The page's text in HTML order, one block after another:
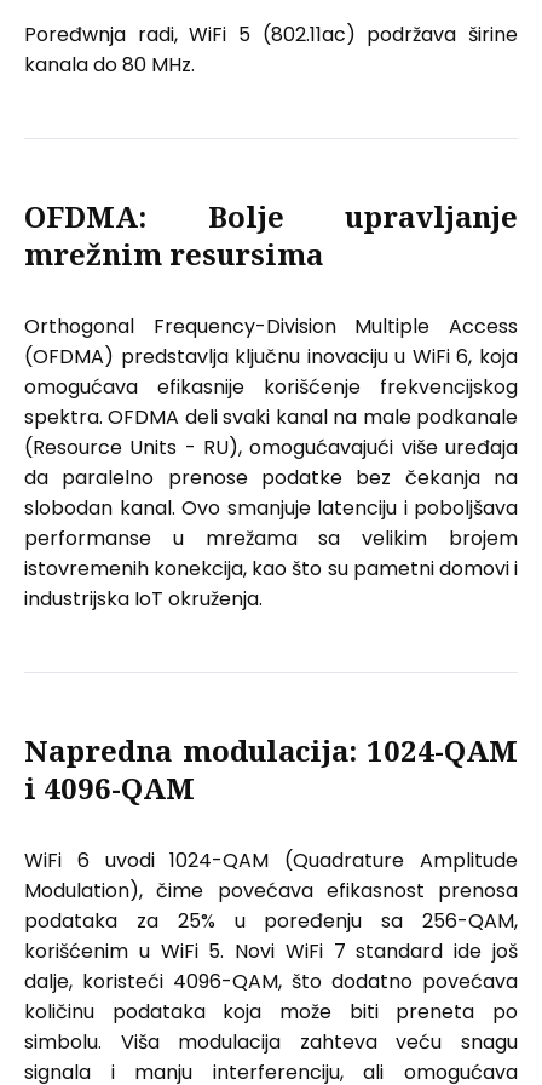
Poređwnja radi, WiFi 5 (802.11ac) podržava širine
kanala do 80 MHz.
OFDMA: Bolje upravljanje
mrežnim resursima
Orthogonal Frequency-Division Multiple Access
(OFDMA) predstavlja ključnu inovaciju u WiFi 6, koja
omogućava efikasnije korišćenje frekvencijskog
spektra. OFDMA deli svaki kanal na male podkanale
(Resource Units - RU), omogućavajući više uređaja
da paralelno prenose podatke bez čekanja na
slobodan kanal. Ovo smanjuje latenciju i poboljšava
performanse u mrežama sa velikim brojem
istovremenih konekcija, kao što su pametni domovi i
industrijska IoT okruženja.
Napredna modulacija: 1024-QAM
i 4096-QAM
WiFi 6 uvodi 1024-QAM (Quadrature Amplitude
Modulation), čime povećava efikasnost prenosa
podataka za 25% u poređenju sa 256-QAM,
korišćenim u WiFi 5. Novi WiFi 7 standard ide još
dalje, koristeći 4096-QAM, što dodatno povećava
količinu podataka koja može biti preneta po
simbolu. Viša modulacija zahteva veću snagu
signala i manju interferenciju, ali omogućava